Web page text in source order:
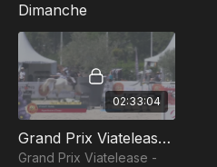
Dimanche
02:33:04
Grand Prix Viatelease - Jumping De Voise 2023
Grand Prix Viatelease -